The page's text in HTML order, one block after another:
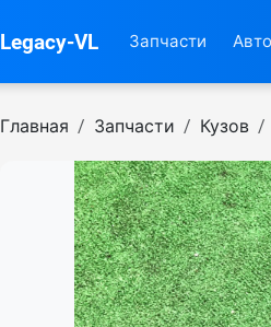
Legacy-VL Запчасти
Главная Запчасти Кузов